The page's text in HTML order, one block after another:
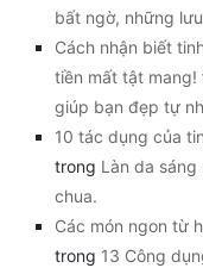
bất ngờ, những
Cách nhận biết
tiền mất tật mang!
giúp bạn đẹp tự
10 tác dụng của
trong Làn da
chua.
Các món ngon từ
trong 13 Công